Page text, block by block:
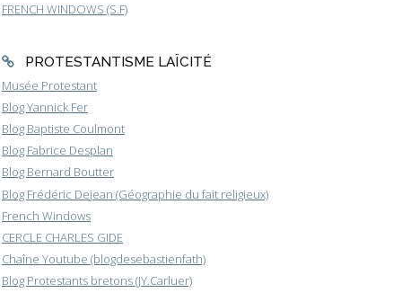
FRENCH WINDOWS (S.F)
PROTESTANTISME LAÏCITÉ
Musée Protestant
Blog Yannick Fer
Blog Baptiste Coulmont
Blog Fabrice Desplan
Blog Bernard Boutter
Blog Frédéric Dejean (Géographie du fait religieux)
French Windows
CERCLE CHARLES GIDE
Chaîne Youtube (blogdesebastienfath)
Blog Protestants bretons (JY.Carluer)